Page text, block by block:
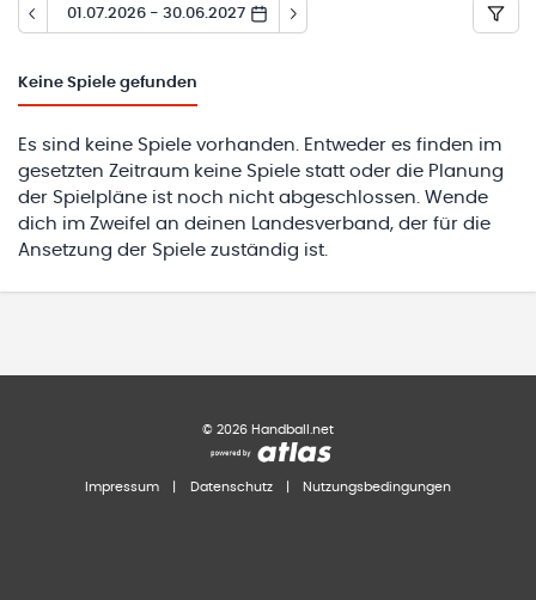
01.07.2026 - 30.06.2027
Keine Spiele gefunden
Es sind keine Spiele vorhanden. Entweder es finden im
gesetzten Zeitraum keine Spiele statt oder die Planung
der Spielpläne ist noch nicht abgeschlossen. Wende
dich im Zweifel an deinen Landesverband, der für die
Ansetzung der Spiele zuständig ist.
© 2026 Handball.net
Impressum Datenschutz Nutzungsbedingungen